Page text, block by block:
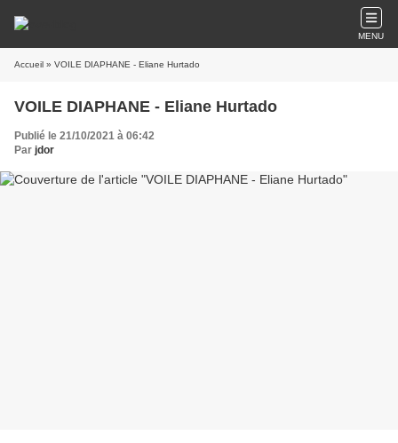
MENU
Accueil » VOILE DIAPHANE - Eliane Hurtado
VOILE DIAPHANE - Eliane Hurtado
Publié le 21/10/2021 à 06:42
Par jdor